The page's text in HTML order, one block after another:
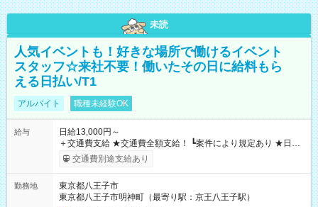
未読
人気イベントも！好きな場所で働けるイベント
スタッフ☆来社不要！働いたその日に給料もら
える日払い/T1
アルバイト 職種未経験OK
給与
日給13,000円～
＋交通費支給 ★交通費全額支給！ ┗案件により規定あり ★日払
いOK！（規定あり） ┗働いたその日に現金GET♪ お仕事後はコ
ンビニATMから 日払い分を引き落とせます！ 【試用期間】試
交通費別途支給あり
勤務地
東京都八王子市
東京都八王子市明神町（最寄り駅：京王八王子駅）